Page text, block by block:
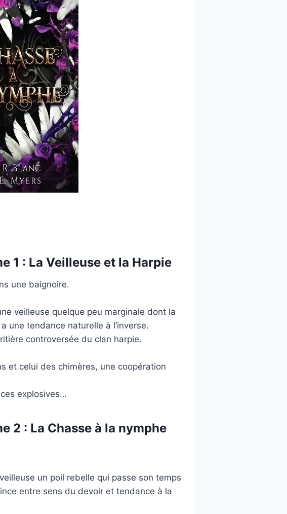
1 : La Veilleuse et la Harpie
une baignoire.
veilleuse quelque peu marginale dont la
une tendance naturelle à l’inverse.
controversée du clan harpie.
et celui des chimères, une coopération
explosives…
2 : La Chasse à la nymphe
un poil rebelle qui passe son temps
entre sens du devoir et tendance à la